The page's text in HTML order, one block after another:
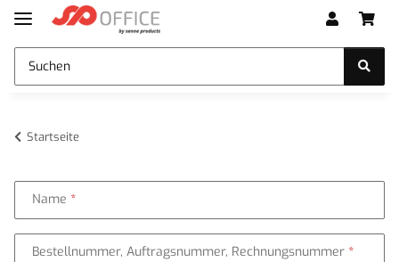
Startseite
Name
Bestellnummer, Auftragsnummer, Rechnungsnummer